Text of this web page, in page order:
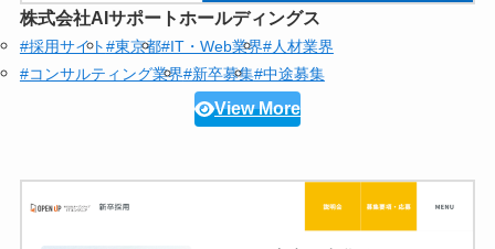
株式会社AIサポートホールディングス
#採用サイト#東京都#IT・Web業界#人材業界
#コンサルティング業界#新卒募集#中途募集
View More